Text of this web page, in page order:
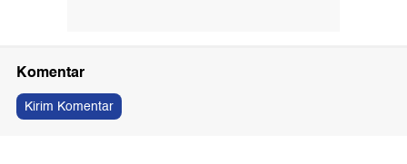
Komentar
Kirim Komentar